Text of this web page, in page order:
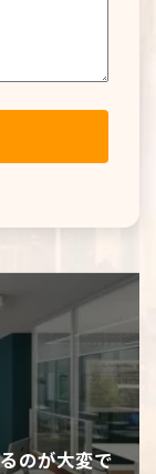
のが大変で